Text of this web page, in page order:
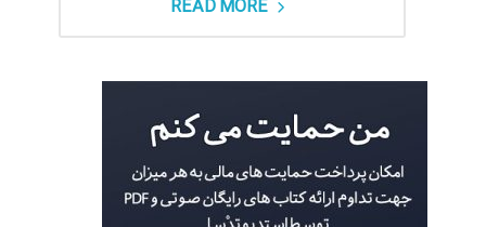
READ MORE